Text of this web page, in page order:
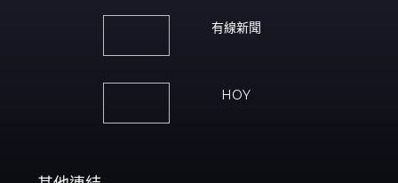
有線新聞
HOY